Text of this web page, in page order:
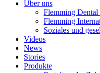
Über uns
Flemming Dental
Flemming
Soziales und
Videos
News
Stories
Produkte